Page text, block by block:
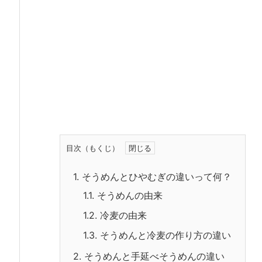
目次（もくじ）
1. そうめんとひやむぎの違いって何？
1.1. そうめんの由来
1.2. 冷麦の由来
1.3. そうめんと冷麦の作り方の違い
2. そうめんと手延べそうめんの違い